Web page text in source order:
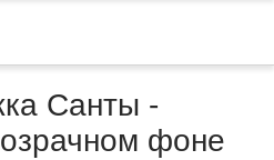
Санты -
фоне